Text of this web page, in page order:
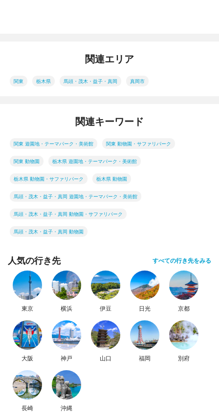
関連エリア
関東 栃木県 馬頭・茂木・益子・真岡 真岡市
関連キーワード
関東 遊園地・テーマパーク・美術館 関東 動物園・サファリパーク
関東 動物園 栃木県 遊園地・テーマパーク・美術館
栃木県 動物園・サファリパーク 栃木県 動物園
馬頭・茂木・益子・真岡 遊園地・テーマパーク・美術館
馬頭・茂木・益子・真岡 動物園・サファリパーク
馬頭・茂木・益子・真岡 動物園
人気の行き先 すべての行き先をみる
東京 横浜 伊豆 日光 京都
大阪 神戸 山口 福岡 別府
長崎 沖縄